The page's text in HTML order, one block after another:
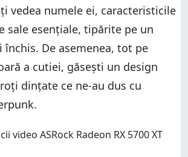
vedea numele ei, caracteristicile
sale esențiale, tipărite pe un
De asemenea, tot pe
a cutiei, găsești un design
dințate ce ne-au dus cu